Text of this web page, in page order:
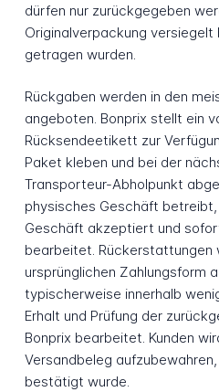
dürfen nur zurückgegeben
Originalverpackung
getragen wurden.
Rückgaben werden in den
angeboten. Bonprix stellt ein
Rücksendeetikett zur
Paket kleben und bei der
Transporteur-Abholpunkt
physisches Geschäft
Geschäft akzeptiert und
bearbeitet. Rückerstattungen
ursprünglichen Zahlungsform
typischerweise innerhalb
Erhalt und Prüfung der
Bonprix bearbeitet. Kunden
Versandbeleg
bestätigt wurde.